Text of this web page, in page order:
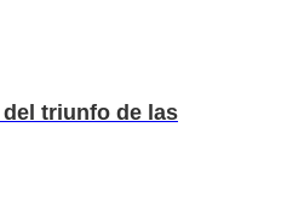
triunfo de las